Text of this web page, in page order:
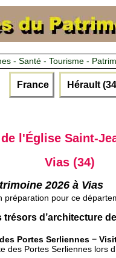
- Santé - Tourisme -
France Hérault
l'Église Saint-
Vias (34)
2026 à Vias
préparation pour ce
trésors d’architecture
Portes Serliennes −
des Portes Serliennes lors